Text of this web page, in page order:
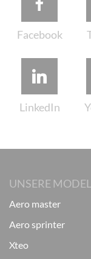
UNSERE
aero master
aero sprinter
xteo